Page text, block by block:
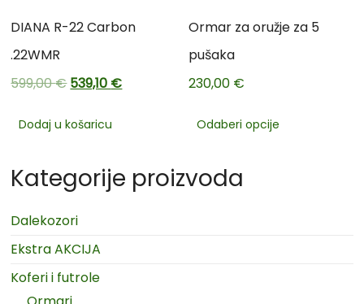
DIANA R-22 Carbon
.22WMR
599,00€539,10 €
Dodaj u košaricu
Ormar za oružje za 5
pušaka
230,00 €
Odaberi opcije
Kategorije proizvoda
Dalekozori
Ekstra AKCIJA
Koferi i futrole